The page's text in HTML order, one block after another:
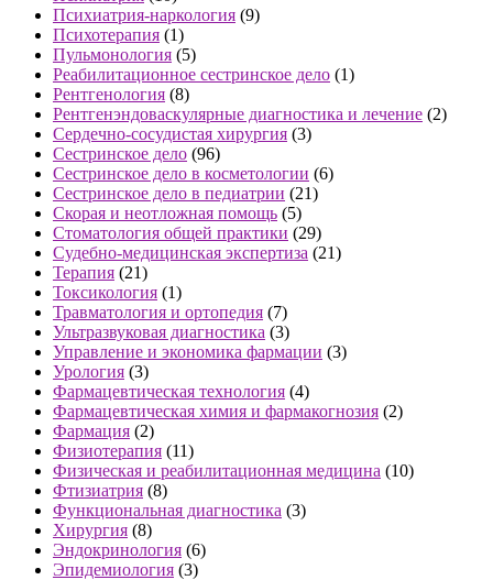
Психиатрия-наркология (9)
Психотерапия (1)
Пульмонология (5)
Реабилитационное сестринское дело (1)
Рентгенология (8)
Рентгенэндоваскулярные диагностика и лечение (2)
Сердечно-сосудистая хирургия (3)
Сестринское дело (96)
Сестринское дело в косметологии (6)
Сестринское дело в педиатрии (21)
Скорая и неотложная помощь (5)
Стоматология общей практики (29)
Судебно-медицинская экспертиза (21)
Терапия (21)
Токсикология (1)
Травматология и ортопедия (7)
Ультразвуковая диагностика (3)
Управление и экономика фармации (3)
Урология (3)
Фармацевтическая технология (4)
Фармацевтическая химия и фармакогнозия (2)
Фармация (2)
Физиотерапия (11)
Физическая и реабилитационная медицина (10)
Фтизиатрия (8)
Функциональная диагностика (3)
Хирургия (8)
Эндокринология (6)
Эпидемиология (3)